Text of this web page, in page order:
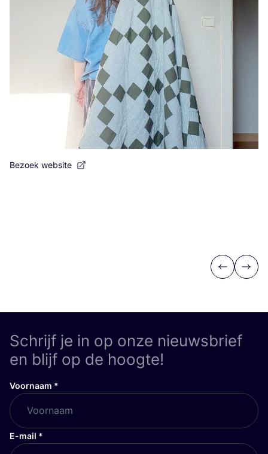
Bezoek website
Previous
Next
Schrijf je in op onze nieuwsbrief
en blijf op de hoogte!
Voornaam *
E-mail *